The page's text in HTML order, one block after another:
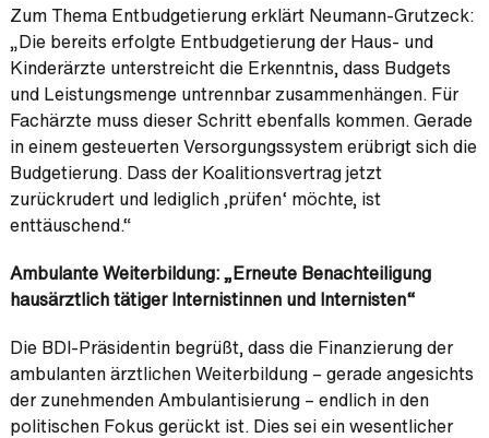
Zum Thema Entbudgetierung erklärt Neumann-Grutzeck:
„Die bereits erfolgte Entbudgetierung der Haus- und
Kinderärzte unterstreicht die Erkenntnis, dass Budgets
und Leistungsmenge untrennbar zusammenhängen. Für
Fachärzte muss dieser Schritt ebenfalls kommen. Gerade
in einem gesteuerten Versorgungssystem erübrigt sich die
Budgetierung. Dass der Koalitionsvertrag jetzt
zurückrudert und lediglich ‚prüfen‘ möchte, ist
enttäuschend.“
Ambulante Weiterbildung: „Erneute Benachteiligung
hausärztlich tätiger Internistinnen und Internisten“
Die BDI-Präsidentin begrüßt, dass die Finanzierung der
ambulanten ärztlichen Weiterbildung – gerade angesichts
der zunehmenden Ambulantisierung – endlich in den
politischen Fokus gerückt ist. Dies sei ein wesentlicher